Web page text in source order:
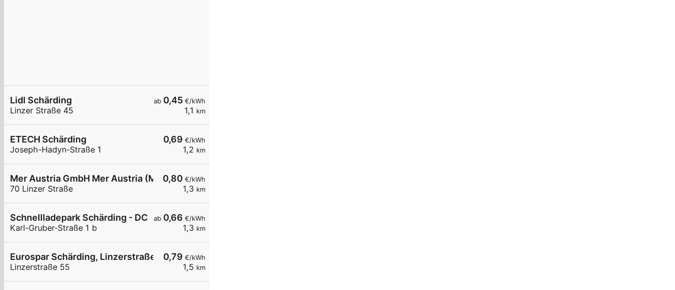
ab 0,45€/kWh
1,1 km
Lidl Schärding
Linzer Straße 45
0,69 €/kWh
1,2 km
ETECH Schärding
Joseph-Hadyn-Straße 1
0,80 €/kWh
1,3 km
Mer Austria GmbH Mer Austria (McD) - Schärding - Linzer Straße 70 #1
70 Linzer Straße
ab 0,66 €/kWh
1,3 km
Schnellladepark Schärding - DC
Karl-Gruber-Straße 1 b
0,79 €/kWh
1,5 km
Eurospar Schärding, Linzerstraße 55 01
Linzerstraße 55